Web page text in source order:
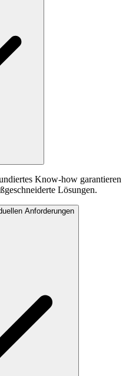
Know-how garantieren
Lösungen.
Anforderungen